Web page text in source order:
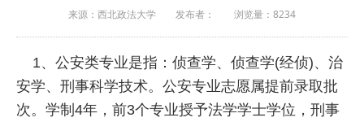
来源：西北政法大学 发布者： 浏览量： 8234
1、公安类专业是指：侦查学、侦查学(经侦)、治
安学、刑事科学技术。公安专业志愿属提前录取批
次。学制4年，前3个专业授予法学学士学位，刑事